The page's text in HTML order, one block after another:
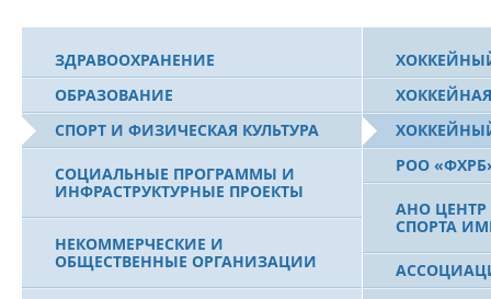
ЗДРАВООХРАНЕНИЕ
ОБРАЗОВАНИЕ
СПОРТ И ФИЗИЧЕСКАЯ КУЛЬТУРА
СОЦИАЛЬНЫЕ ПРОГРАММЫ И
ИНФРАСТРУКТУРНЫЕ ПРОЕКТЫ
НЕКОММЕРЧЕСКИЕ И
ОБЩЕСТВЕННЫЕ ОРГАНИЗАЦИИ
РОО
АНО
СПОРТА